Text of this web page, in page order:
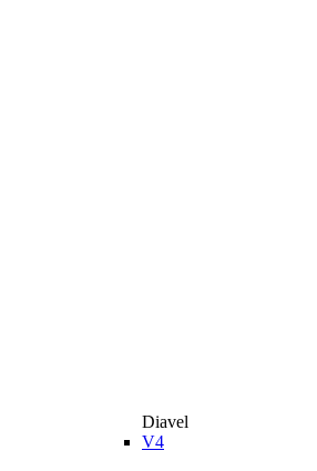
Diavel
V4